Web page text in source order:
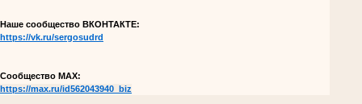
Наше сообщество ВКОНТАКТЕ:
https://vk.ru/sergosudrd
Сообщество МАХ:
https://max.ru/id562043940_biz